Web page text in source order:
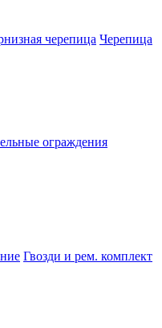
черепица Черепица
ограждения
Гвозди и рем. комплект